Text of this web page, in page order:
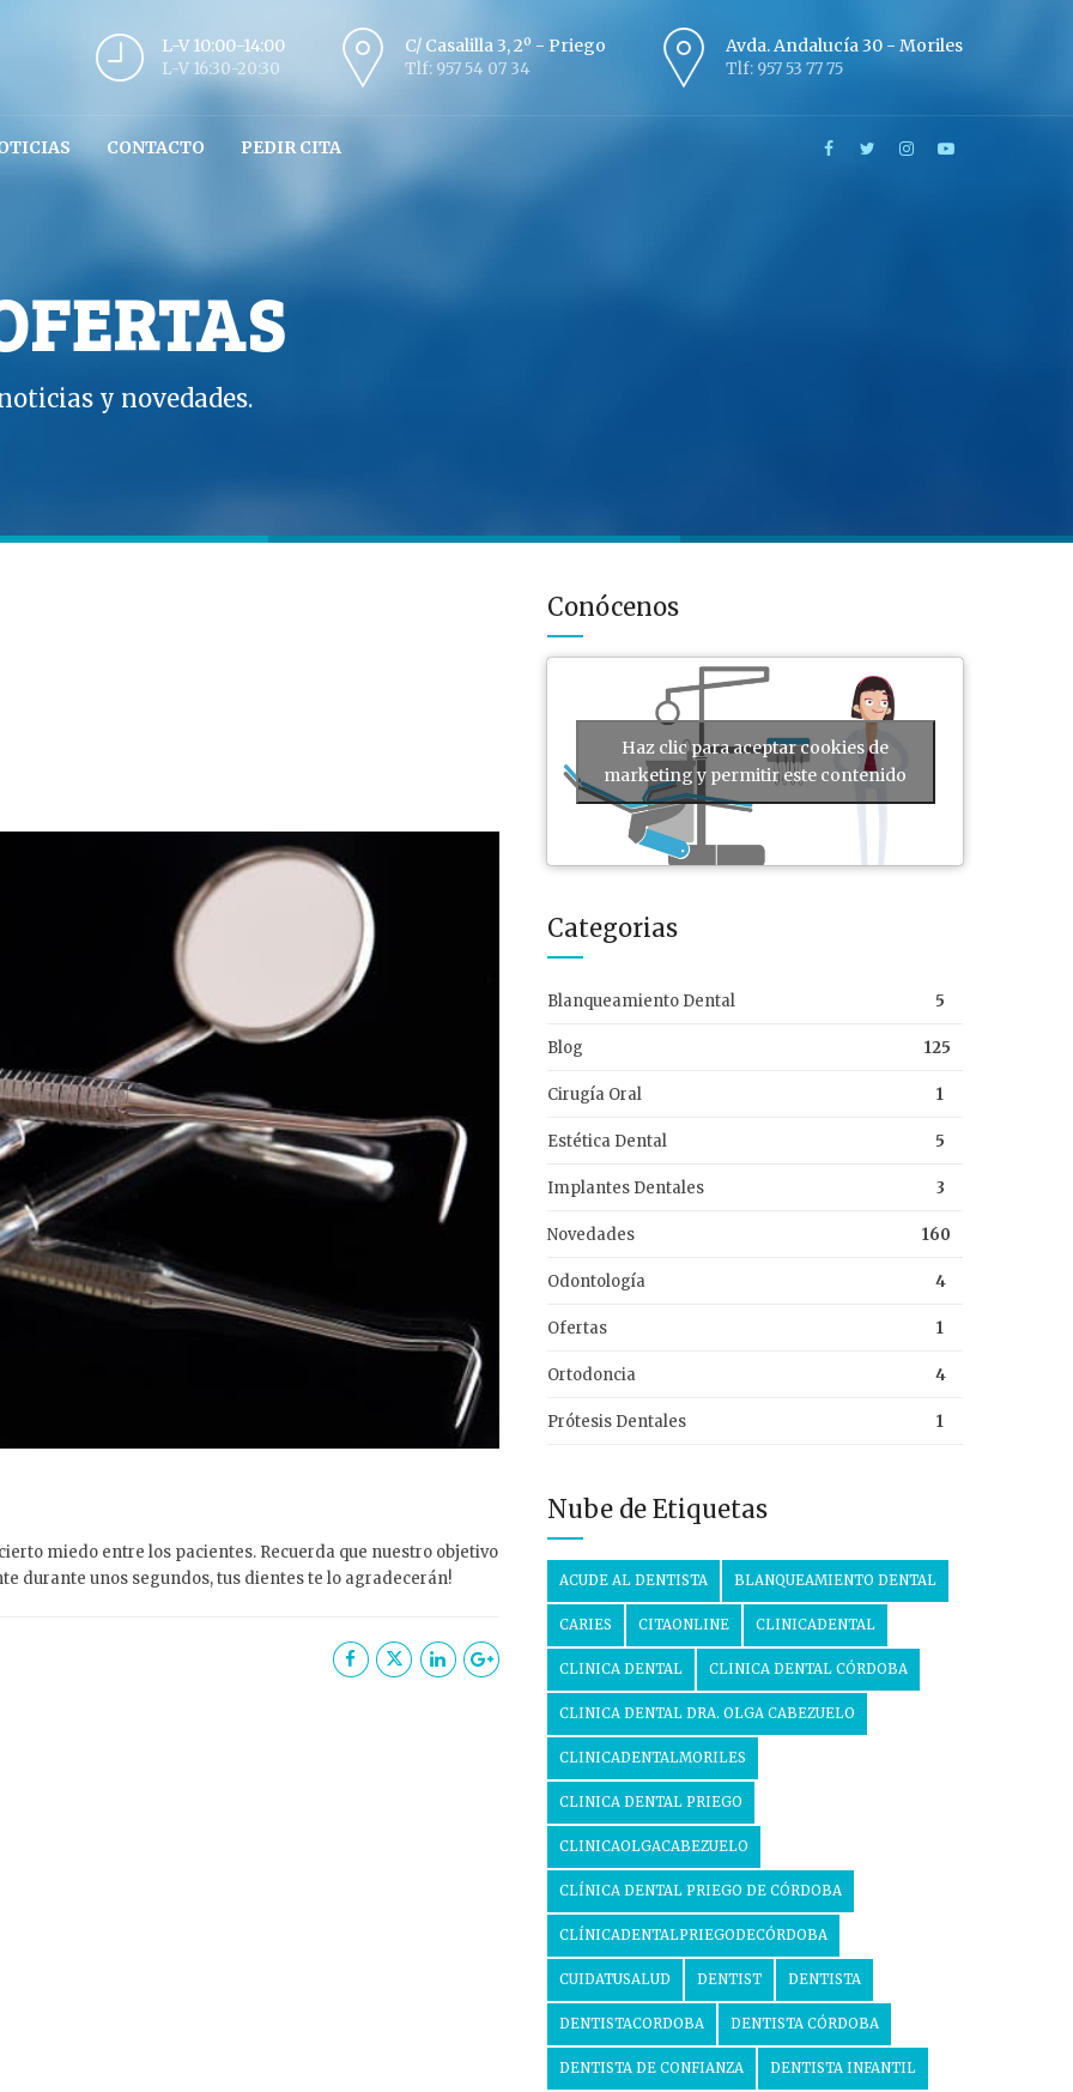
L-V 10:00-14:00
L-V 16:30-20:30
C/ Casalilla 3, 2º - Priego
Tlf: 957 54 07 34
Avda. Andalucía 30 - Moriles
Tlf: 957 53 77 75
CONTACTO PEDIR CITA
y novedades.
miedo entre los pacientes. Recuerda que nuestro objetivo
durante unos segundos, tus dientes te lo agradecerán!
Conócenos
Haz clic para aceptar cookies de
marketing y permitir este contenido
Categorias
Blanqueamiento Dental 5
Blog 125
Cirugía Oral 1
Estética Dental 5
Implantes Dentales 3
Novedades 160
Odontología 4
Ofertas 1
Ortodoncia 4
Prótesis Dentales 1
Nube de Etiquetas
ACUDE AL DENTISTA BLANQUEAMIENTO DENTAL
CARIES CITAONLINE CLINICADENTAL
CLINICA DENTAL CLINICA DENTAL CÓRDOBA
CLINICA DENTAL DRA. OLGA CABEZUELO
CLINICADENTALMORILES
CLINICA DENTAL PRIEGO
CLINICAOLGACABEZUELO
CLÍNICA DENTAL PRIEGO DE CÓRDOBA
CLÍNICADENTALPRIEGODECÓRDOBA
CUIDATUSALUD DENTIST DENTISTA
DENTISTACORDOBA DENTISTA CÓRDOBA
DENTISTA DE CONFIANZA DENTISTA INFANTIL